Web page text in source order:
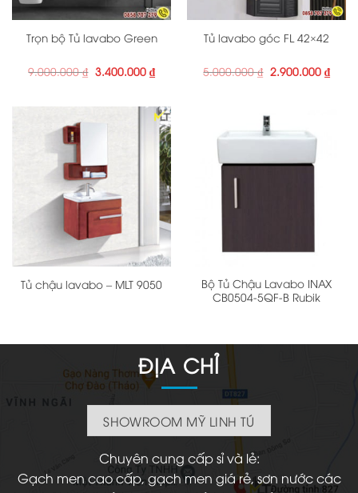
Trọn bộ Tủ lavabo Green
9.000.000₫ Giá
gốc
3.400.000 ₫Giá
hiện
3.400.000 ₫.
Tủ lavabo góc FL 42×42
5.000.000₫ Giá
gốc
2.900.000 ₫Giá
hiện
Tủ chậu lavabo – MLT 9050
Bộ Tủ Chậu Lavabo INAX
CB0504-5QF-B Rubik
ĐỊA CHỈ
SHOWROOM MỸ LINH TÚ
Chuyên cung cấp sỉ và lẻ:
Gạch men cao cấp, gạch men giá rẻ, sơn nước các